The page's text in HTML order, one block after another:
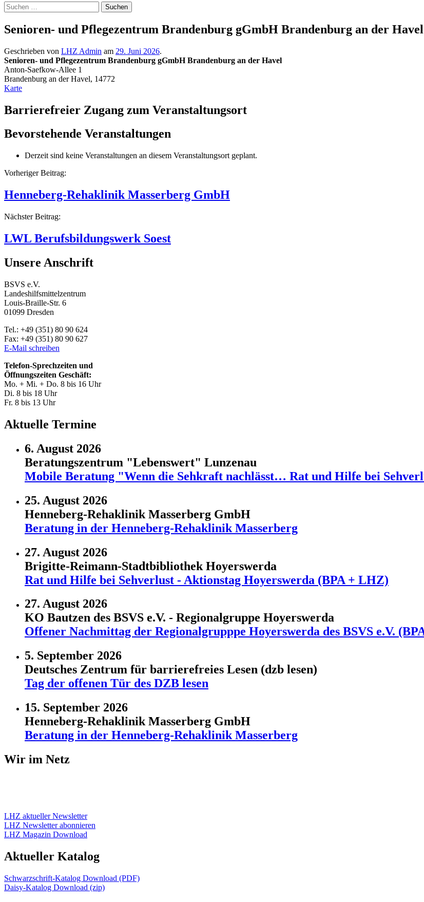
Suche
Suchen
nach:
Senioren- und Pflegezentrum Brandenburg gGmbH Brandenburg an der Havel
Geschrieben von LHZ Admin am 29. Juni 2026.
Senioren- und Pflegezentrum Brandenburg gGmbH Brandenburg an der Havel
Anton-Saefkow-Allee 1
Brandenburg an der Havel, 14772
KarteSenioren-
Pflegezentrum
Brandenburg
Brandenburg
der
Barrierefreier Zugang zum Veranstaltungsort
Bevorstehende Veranstaltungen
Derzeit sind keine Veranstaltungen an diesem Veranstaltungsort geplant.
Beitragsnavigation
Vorheriger Beitrag:
Henneberg-Rehaklinik Masserberg GmbH
Nächster Beitrag:
LWL Berufsbildungswerk Soest
Unsere Anschrift
BSVS e.V.
Landeshilfsmittelzentrum
Louis-Braille-Str. 6
01099 Dresden
Tel.: +49 (351) 80 90 624
Fax: +49 (351) 80 90 627
E-Mail schreiben
Telefon-Sprechzeiten und
Öffnungszeiten Geschäft:
Mo. + Mi. + Do. 8 bis 16 Uhr
Di. 8 bis 18 Uhr
Fr. 8 bis 13 Uhr
Aktuelle Termine
6. August 2026
Beratungszentrum "Lebenswert" Lunzenau
Mobile Beratung "Wenn die Sehkraft nachlässt… Rat und Hilfe bei
25. August 2026
Henneberg-Rehaklinik Masserberg GmbH
Beratung in der Henneberg-Rehaklinik Masserberg
27. August 2026
Brigitte-Reimann-Stadtbibliothek Hoyerswerda
Rat und Hilfe bei Sehverlust - Aktionstag Hoyerswerda (BPA + LHZ)
27. August 2026
KO Bautzen des BSVS e.V. - Regionalgruppe Hoyerswerda
Offener Nachmittag der Regionalgrupppe Hoyerswerda des BSVS e.V.
5. September 2026
Deutsches Zentrum für barrierefreies Lesen (dzb lesen)
Tag der offenen Tür des DZB lesen
15. September 2026
Henneberg-Rehaklinik Masserberg GmbH
Beratung in der Henneberg-Rehaklinik Masserberg
Wir im Netz
LHZ aktueller Newsletter
LHZ Newsletter abonnieren
LHZ Magazin Download
Aktueller Katalog
Schwarzschrift-Katalog Download (PDF)
Daisy-Katalog Download (zip)